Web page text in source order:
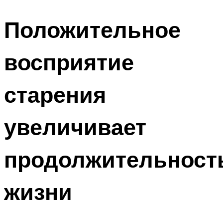
Положительное
восприятие
старения
увеличивает
жизни